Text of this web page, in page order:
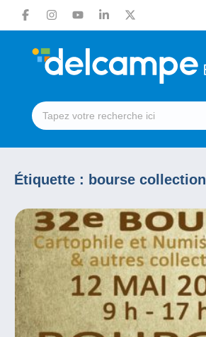
Étiquette : bourse collection